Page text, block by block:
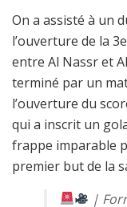
On a assisté à un
l’ouverture de la
entre Al Nassr et
terminé par un
l’ouverture du
qui a inscrit un
frappe imparable
premier but de la
|